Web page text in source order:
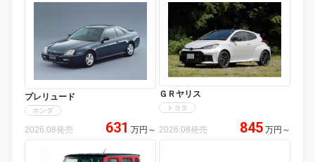
プレリュード
ホンダ
2026.08発売 631 万円 ～
ＧＲヤリス
トヨタ
2026.08発売 845 万円 ～